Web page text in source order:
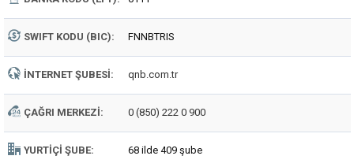
SWIFT KODU (BIC): FNNBTRIS
İNTERNET ŞUBESI: qnb.com.tr
ÇAĞRI MERKEZI: 0 (850) 222 0 900
YURTIÇI ŞUBE: 68 ilde 409 şube